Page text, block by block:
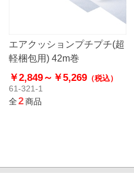
エアクッションプチプチ(超
軽梱包用) 42m巻
￥2,849～ ￥5,269 （税込）
61-321-1
全2商品